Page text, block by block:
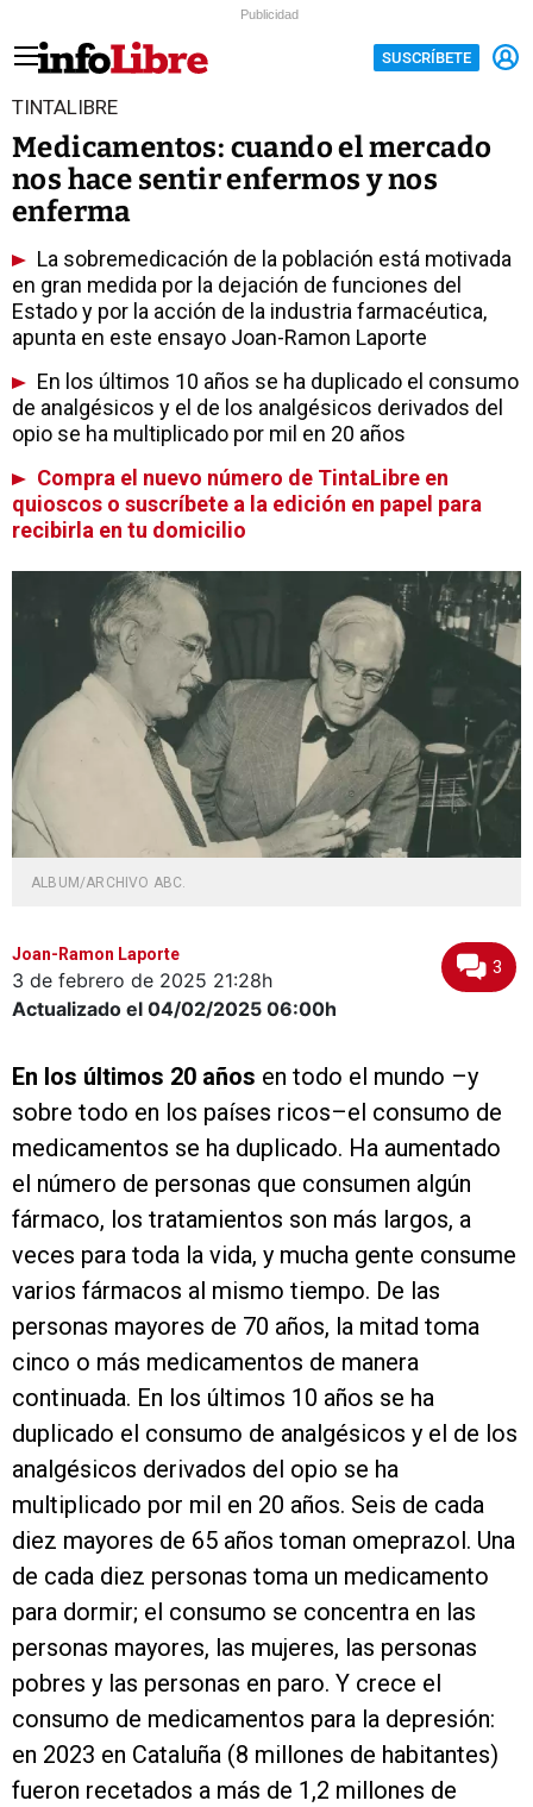
Publicidad
SUSCRÍBETE
TINTALIBRE
Medicamentos: cuando el mercado
nos hace sentir enfermos y nos
enferma
La sobremedicación de la población está motivada
en gran medida por la dejación de funciones del
Estado y por la acción de la industria farmacéutica,
apunta en este ensayo Joan-Ramon Laporte
En los últimos 10 años se ha duplicado el consumo
de analgésicos y el de los analgésicos derivados del
opio se ha multiplicado por mil en 20 años
Compra el nuevo número de TintaLibre en
quioscos o suscríbete a la edición en papel para
recibirla en tu domicilio
ALBUM/ARCHIVO ABC.
Joan-Ramon Laporte
3 de febrero de 2025 21:28h
Actualizado el 04/02/2025 06:00h
3
En los últimos 20 años en todo el mundo –y
sobre todo en los países ricos–el consumo de
medicamentos se ha duplicado. Ha aumentado
el número de personas que consumen algún
fármaco, los tratamientos son más largos, a
veces para toda la vida, y mucha gente consume
varios fármacos al mismo tiempo. De las
personas mayores de 70 años, la mitad toma
cinco o más medicamentos de manera
continuada. En los últimos 10 años se ha
duplicado el consumo de analgésicos y el de los
analgésicos derivados del opio se ha
multiplicado por mil en 20 años. Seis de cada
diez mayores de 65 años toman omeprazol. Una
de cada diez personas toma un medicamento
para dormir; el consumo se concentra en las
personas mayores, las mujeres, las personas
pobres y las personas en paro. Y crece el
consumo de medicamentos para la depresión:
en 2023 en Cataluña (8 millones de habitantes)
fueron recetados a más de 1,2 millones de